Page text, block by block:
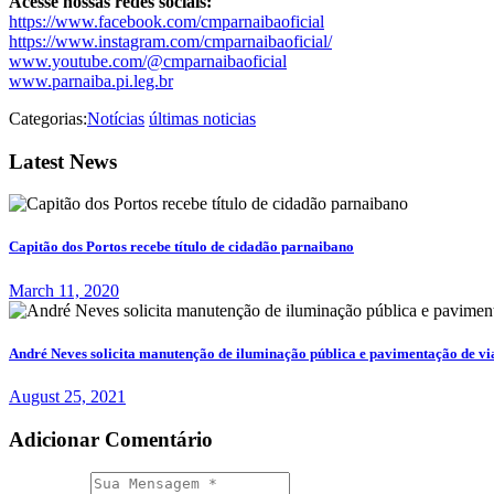
https://www.facebook.com/cmparnaibaoficial
https://www.instagram.com/cmparnaibaoficial/
www.youtube.com/@cmparnaibaoficial
www.parnaiba.pi.leg.br
Categorias:Notícias últimas noticias
Latest News
Capitão dos Portos recebe título de cidadão parnaibano
March 11, 2020
André Neves solicita manutenção de iluminação pública e pavimentação de
August 25, 2021
Adicionar Comentário